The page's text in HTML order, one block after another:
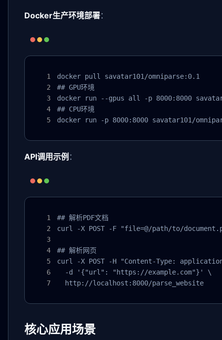
Docker生产环境部署：
docker pull savatar101/omniparse:0.1
## GPU环境
docker run --gpus all -p 8000:8000
## CPU环境
docker run -p 8000:8000 savatar101/
API调用示例 ：
## 解析PDF文档
curl -X POST -F "file=@/path/to/
## 解析网页
curl -X POST -H "Content-Type:
  -d '{"url": "https://example.com"}' \
  http://localhost:8000/parse_website
核心应用场景